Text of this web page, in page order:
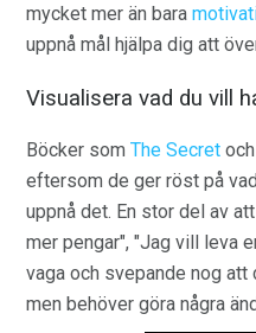
mycket mer än bara
uppnå mål hjälpa dig att
Visualisera vad du vill
Böcker som The Secret
eftersom de ger röst på
uppnå det. En stor del av
mer pengar", "Jag vill leva
vaga och svepande nog
men behöver göra några